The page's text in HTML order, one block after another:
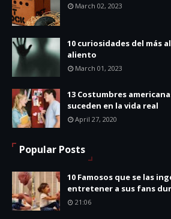
March 02, 2023
10 curiosidades del más
aliento
March 01, 2023
13 Costumbres
suceden en la vida real
April 27, 2020
Popular Posts
10 Famosos que se las
entretener a sus fans
21:06